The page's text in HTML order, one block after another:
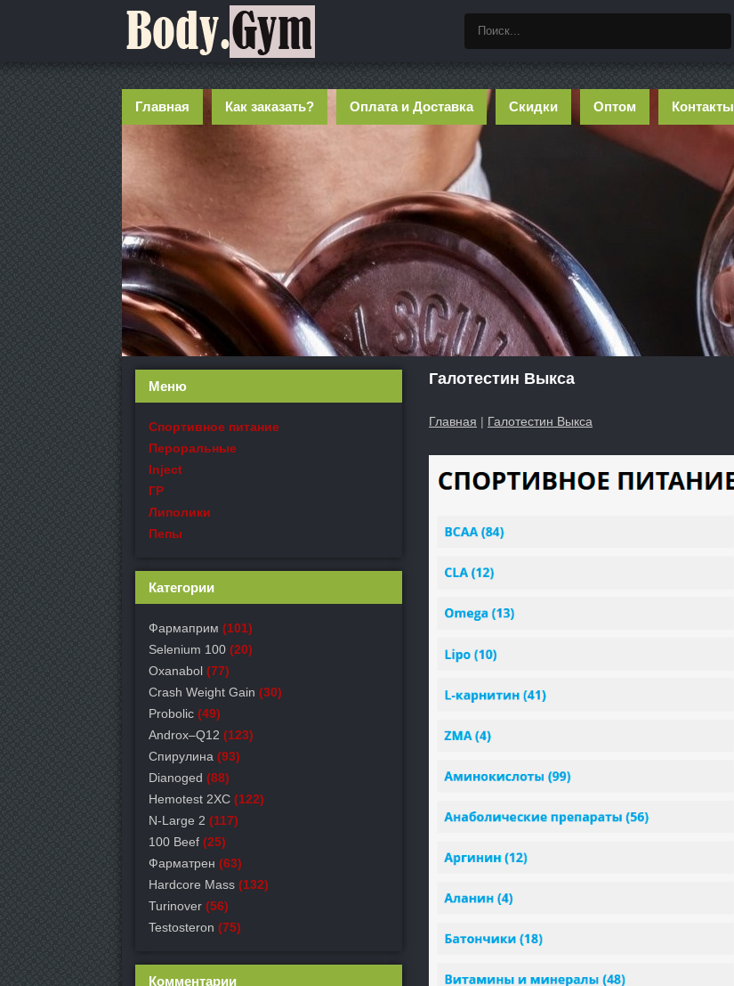
Главная Как заказать? Оплата и Доставка Скидки Оптом Контакты
Галотестин Выкса
Главная | Галотестин Выкса
Меню
Спортивное питание
Пероральные
Inject
ГР
Липолики
Пепы
Категории
Фармаприм (101)
Selenium 100 (20)
Oxanabol (77)
Crash Weight Gain (30)
Probolic (49)
Androx–Q12 (123)
Спирулина (93)
Dianoged (88)
Hemotest 2XC (122)
N-Large 2 (117)
100 Beef (25)
Фарматрен (63)
Hardcore Mass (132)
Turinover (56)
Testosteron (75)
Комментарии